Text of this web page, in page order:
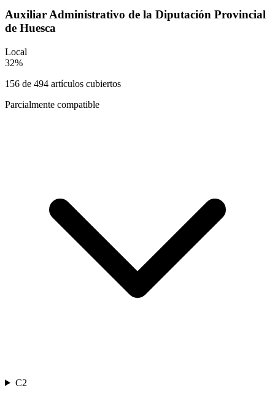
Auxiliar Administrativo de la Diputación Provincial
de Huesca
Local
32%
156 de 494 artículos cubiertos
Parcialmente compatible
C2